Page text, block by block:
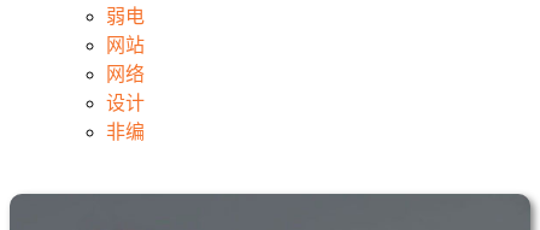
弱电
网站
网络
设计
非编